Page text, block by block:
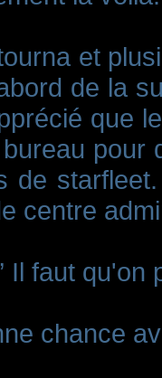
et
de la
que
pour
de
centre
Il faut qu'on
chance